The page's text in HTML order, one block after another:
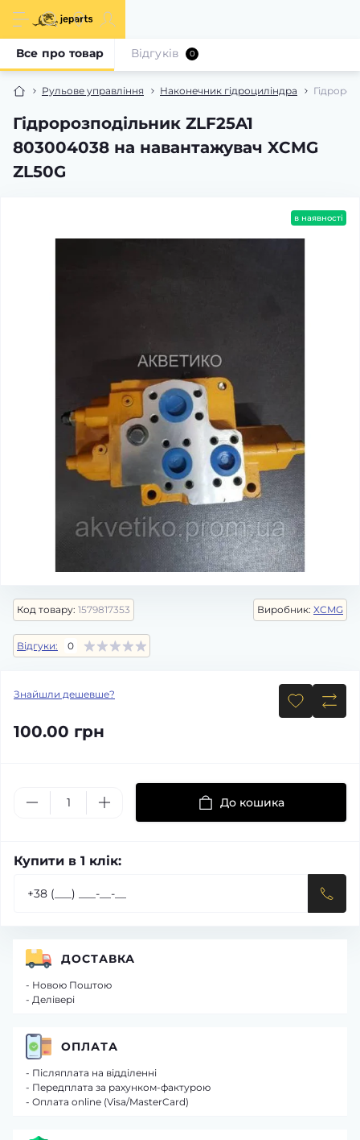
Рульове управління Наконечник гідроциліндра
Гідророзподільник ZLF25A1
803004038 на навантажувач XCMG
ZL50G
Все про товар Відгуків 0
в наявності
Код товару: 1579817353 Виробник: XCMG
Відгуки: 0
Знайшли дешевше?
100.00 грн
До кошика
Купити в 1 клік:
ДОСТАВКА
- Новою Поштою
- Делівері
ОПЛАТА
- Післяплата на відділенні
- Передплата за рахунком-фактурою
- Оплата online (Visa/MasterCard)